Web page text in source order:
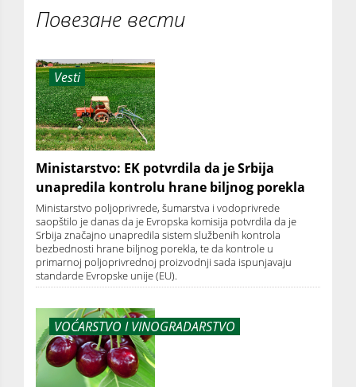
Повезане вести
Vesti
Ministarstvo: EK potvrdila da je Srbija
unapredila kontrolu hrane biljnog porekla
Ministarstvo poljoprivrede, šumarstva i vodoprivrede
saopštilo je danas da je Evropska komisija potvrdila da je
Srbija značajno unapredila sistem službenih kontrola
bezbednosti hrane biljnog porekla, te da kontrole u
primarnoj poljoprivrednoj proizvodnji sada ispunjavaju
standarde Evropske unije (EU).
VOĆARSTVO I VINOGRADARSTVO